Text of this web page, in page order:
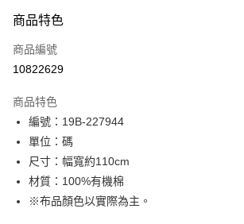
信用卡一次付款
超商取貨付款
Apple Pay
街口支付
Google Pay
大哥付你分期
商品特色
商品編號
10822629
商品特色
編號：19B-227944
單位：碼
尺寸：幅寬約110cm
材質：100%有機棉
※布品顏色以實際為主。